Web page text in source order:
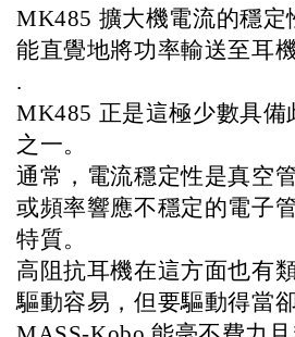
MK485 擴大機電流的穩定
能直覺地將功率輸送至耳
.
MK485 正是這極少數具備
之一。
通常，電流穩定性是真空
或頻率響應不穩定的電子
特質。
高阻抗耳機在這方面也有
驅動容易，但要驅動得當